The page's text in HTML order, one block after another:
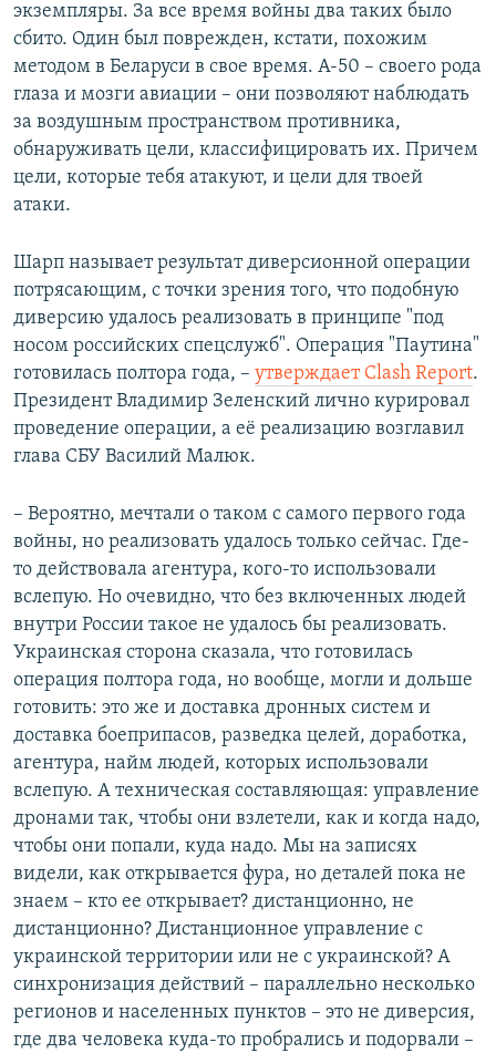
экземпляры. За все время войны два таких было
сбито. Один был поврежден, кстати, похожим
методом в Беларуси в свое время. А-50 – своего рода
глаза и мозги авиации – они позволяют наблюдать
за воздушным пространством противника,
обнаруживать цели, классифицировать их. Причем
цели, которые тебя атакуют, и цели для твоей
атаки.
Шарп называет результат диверсионной операции
потрясающим, с точки зрения того, что подобную
диверсию удалось реализовать в принципе "под
носом российских спецслужб". Операция "Паутина"
готовилась полтора года, – утверждает Clash Report.
Президент Владимир Зеленский лично курировал
проведение операции, а её реализацию возглавил
глава СБУ Василий Малюк.
– Вероятно, мечтали о таком с самого первого года
войны, но реализовать удалось только сейчас. Где-
то действовала агентура, кого-то использовали
вслепую. Но очевидно, что без включенных людей
внутри России такое не удалось бы реализовать.
Украинская сторона сказала, что готовилась
операция полтора года, но вообще, могли и дольше
готовить: это же и доставка дронных систем и
доставка боеприпасов, разведка целей, доработка,
агентура, найм людей, которых использовали
вслепую. А техническая составляющая: управление
дронами так, чтобы они взлетели, как и когда надо,
чтобы они попали, куда надо. Мы на записях
видели, как открывается фура, но деталей пока не
знаем – кто ее открывает? дистанционно, не
дистанционно? Дистанционное управление с
украинской территории или не с украинской? А
синхронизация действий – параллельно несколько
регионов и населенных пунктов – это не диверсия,
где два человека куда-то пробрались и подорвали –